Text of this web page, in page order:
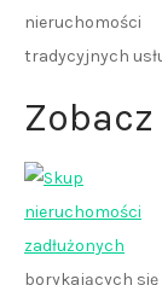
tradycyjnych
borykających